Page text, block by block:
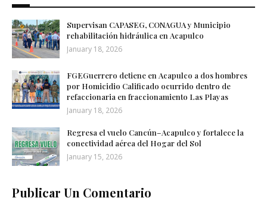
Supervisan CAPASEG, CONAGUA y Municipio
rehabilitación hidráulica en Acapulco
January 18, 2026
FGEGuerrero detiene en Acapulco a dos hombres
por Homicidio Calificado ocurrido dentro de
refaccionaria en fraccionamiento Las Playas
January 18, 2026
Regresa el vuelo Cancún–Acapulco y fortalece la
conectividad aérea del Hogar del Sol
January 15, 2026
Publicar Un Comentario